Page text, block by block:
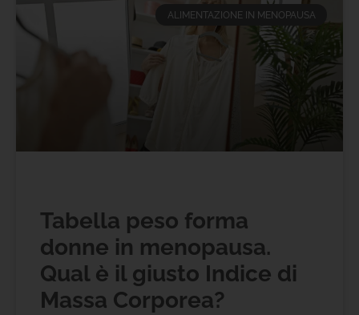
ALIMENTAZIONE IN MENOPAUSA
Tabella peso forma
donne in menopausa.
Qual è il giusto Indice di
Massa Corporea?